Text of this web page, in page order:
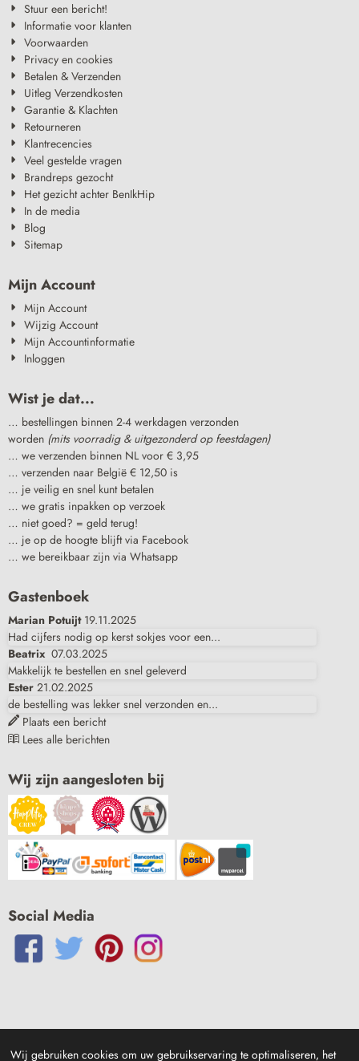
Stuur een bericht!
Informatie voor klanten
Voorwaarden
Privacy en cookies
Betalen & Verzenden
Uitleg Verzendkosten
Garantie & Klachten
Retourneren
Klantrecencies
Veel gestelde vragen
Brandreps gezocht
Het gezicht achter BenIkHip
In de media
Blog
Sitemap
Mijn Account
Mijn Account
Wijzig Account
Mijn Accountinformatie
Inloggen
Wist je dat...
… bestellingen binnen 2-4 werkdagen verzonden
worden (mits voorradig & uitgezonderd op feestdagen)
… we verzenden binnen NL voor € 3,95
… verzenden naar België € 12,50 is
… je veilig en snel kunt betalen
… we gratis inpakken op verzoek
… niet goed? = geld terug!
… je op de hoogte blijft via Facebook
… we bereikbaar zijn via Whatsapp
Gastenboek
Marian Potuijt 19.11.2025
Had cijfers nodig op kerst sokjes voor een...
Beatrix 07.03.2025
Makkelijk te bestellen en snel geleverd
Ester 21.02.2025
de bestelling was lekker snel verzonden en...
Plaats een bericht
Lees alle berichten
Wij zijn aangesloten bij
Social Media
Wij gebruiken cookies om uw gebruikservaring te optimaliseren, het